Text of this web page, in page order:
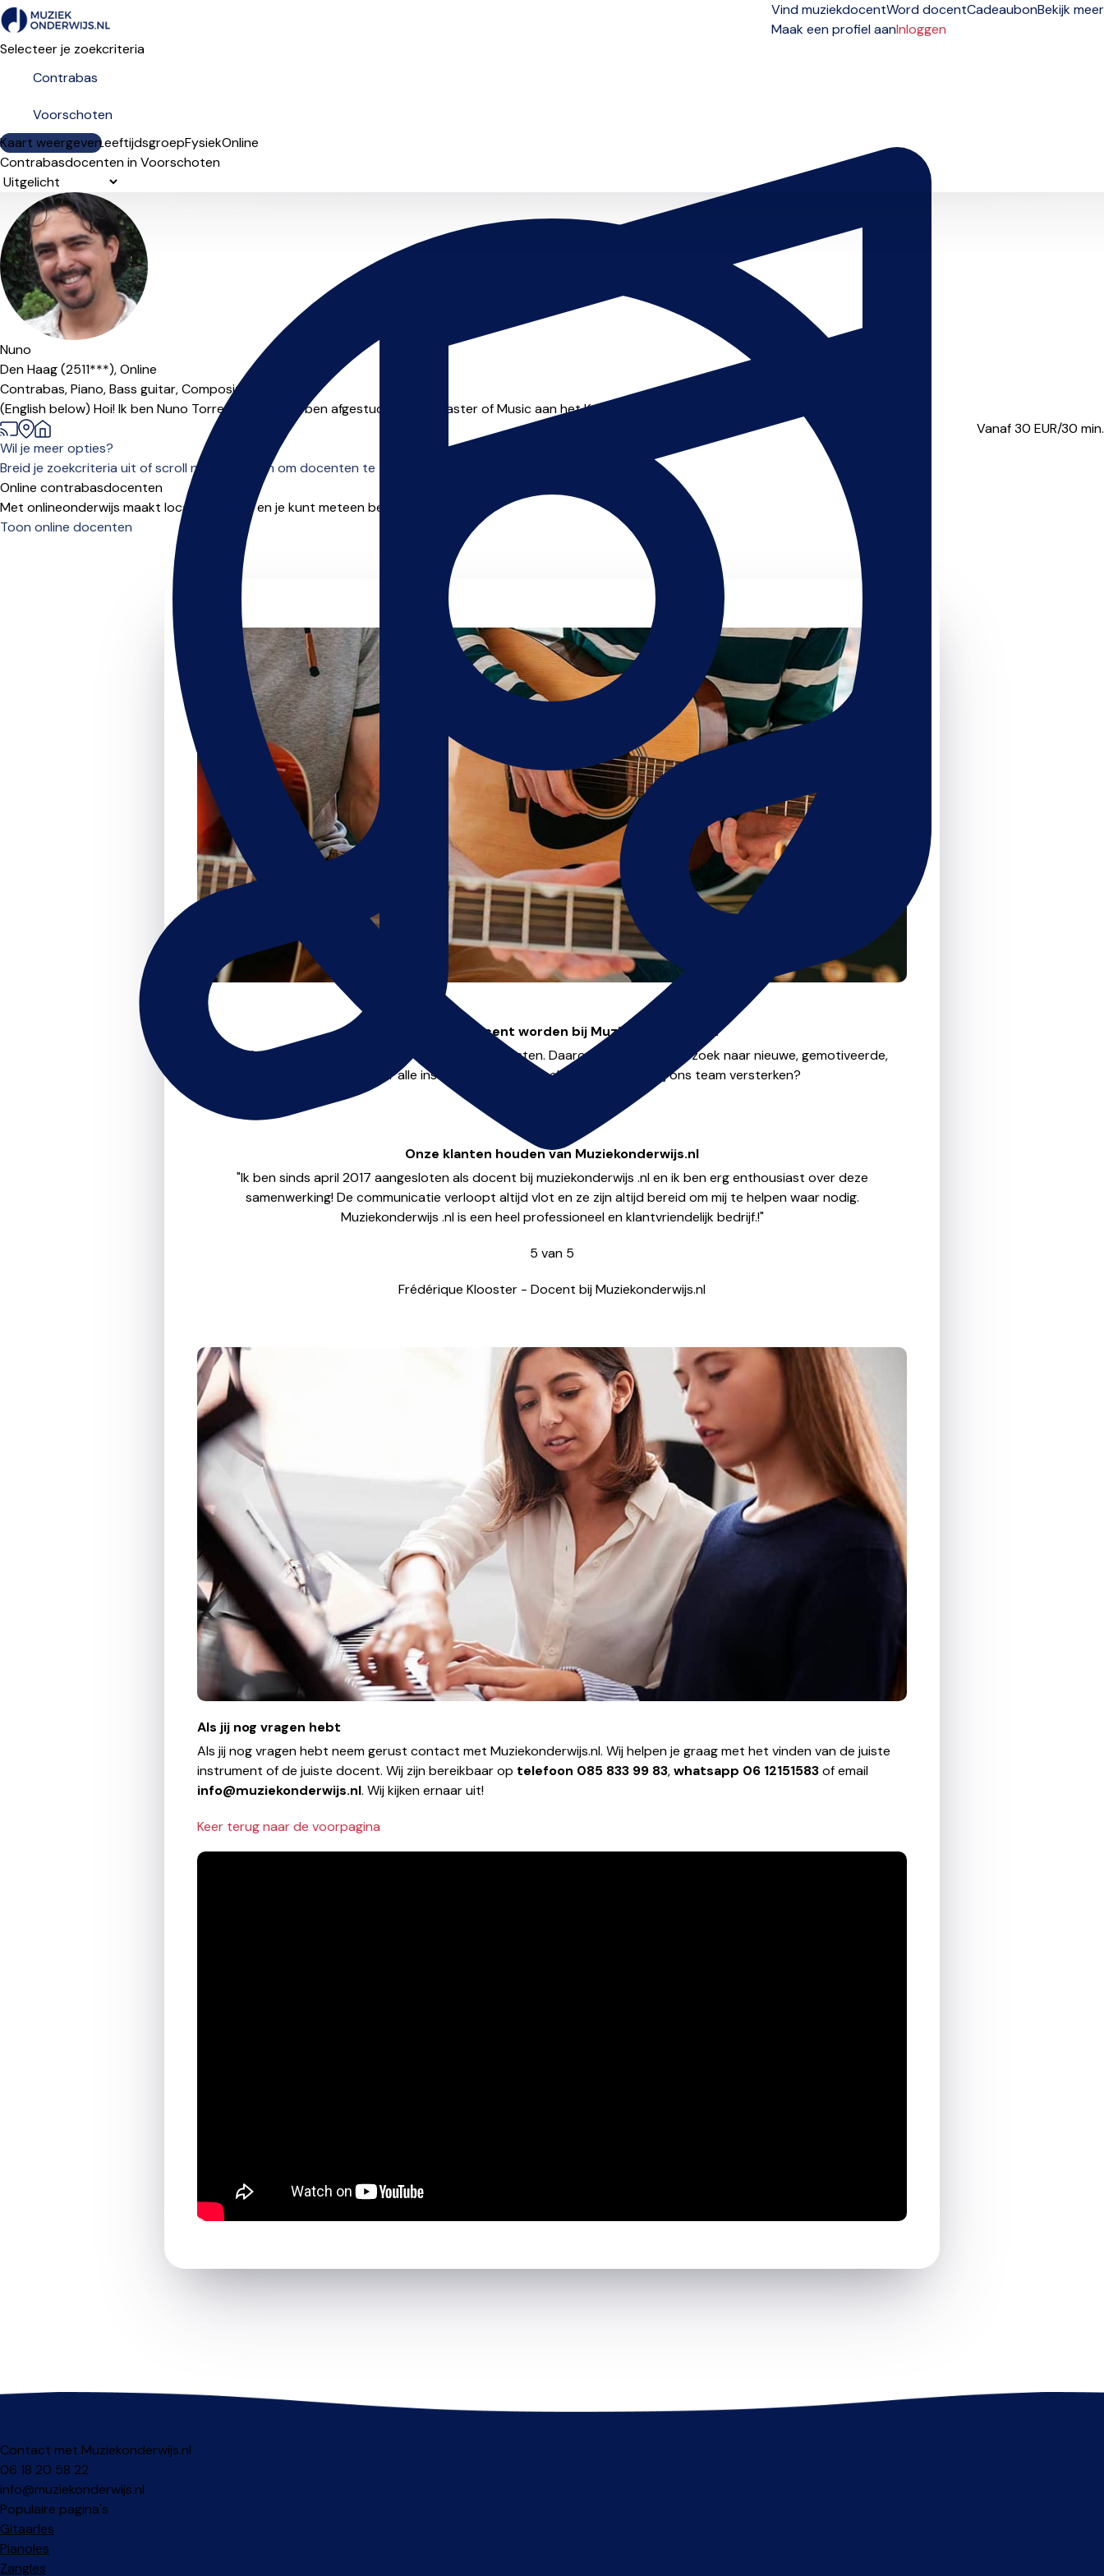
Vind muziekdocentWord docentCadeaubonBekijk meer
Maak een profiel aanInloggen
Selecteer je zoekcriteria
Kaart weergeven
LesdagenNiveauLeeftijdsgroepFysiekOnline
Contrabasdocenten in Voorschoten
Sorteervolgorde
Nuno
Den Haag (2511***),Online
Contrabas,Piano,Bass guitar,Compositie
(English below) Hoi! Ik ben Nuno Torres Marques. Ik ben afgestudeerd als Master of Music aan het Koninklijk Conservatorium te Den Haag. Naast mijn wer...
Vanaf 30 EUR/30 min.
Wil je meer opties?
Breid je zoekcriteria uit of scroll naar beneden om docenten te zien die online les aanbieden.
Online contrabasdocenten
Met onlineonderwijs maakt locatie niet uit, en je kunt meteen beginnen.
Toon online docenten
Wil je muziekdocent worden bij Muziekonderwijs.nl?
Muziekonderwijs.nl kent nooit genoeg muziekdocenten. Daarom zijn wij altijd op zoek naar nieuwe, gemotiveerde,
docenten voor alle instrumenten over heel Nederland! Kom jij ons team versterken?
Onze klanten houden van Muziekonderwijs.nl
"Ik ben sinds april 2017 aangesloten als docent bij muziekonderwijs .nl en ik ben erg enthousiast over deze
samenwerking! De communicatie verloopt altijd vlot en ze zijn altijd bereid om mij te helpen waar nodig.
Muziekonderwijs .nl is een heel professioneel en klantvriendelijk bedrijf.!"
5 van 5
Frédérique Klooster - Docent bij Muziekonderwijs.nl
Als jij nog vragen hebt
Als jij nog vragen hebt neem gerust contact met Muziekonderwijs.nl. Wij helpen je graag met het vinden van de juiste
instrument of de juiste docent. Wij zijn bereikbaar op telefoon 085 833 99 83,whatsapp 06 12151583of email
info@muziekonderwijs.nl. Wij kijken ernaar uit!
Keer terug naar de voorpagina
Contact met Muziekonderwijs.nl
06 18 20 58 22
info@muziekonderwijs.nl
Populaire pagina's
Gitaarles
Pianoles
Zangles